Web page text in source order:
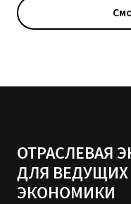
ОТРАСЛЕВАЯ
ДЛЯ ВЕДУЩИХ
ЭКОНОМИКИ